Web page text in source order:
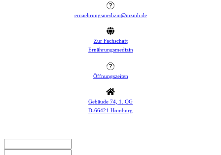
ernaehrungsmedizin@mzmh.de
Zur Fachschaft
Ernährungsmedizin
Öffnungszeiten
Gebäude 74, 1. OG
D-66421 Homburg